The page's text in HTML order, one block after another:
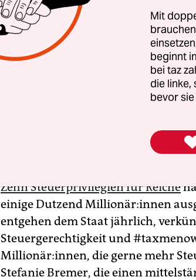
Zehn Steuerprivilegien für Reiche
einige Dutzend Mil­lio­nä­r:in­nen
entgehen dem Staat jährlich,
Steuergerechtigkeit und
Millionär:innen, die gerne mehr
Stefanie Bremer, die einen
Mit
beginnt
bei taz
die
bevor